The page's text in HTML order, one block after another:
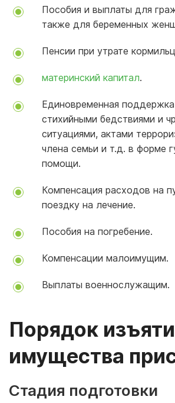
Пособия и выплаты для
также для беременных
Пенсии при утрате
материнский капитал.
Единовременная
стихийными бедствиями и
ситуациями, актами
члена семьи и т.д. в форме
помощи.
Компенсация расходов на
поездку на лечение.
Пособия на погребение.
Компенсации малоимущим.
Выплаты военнослужащим.
Порядок
имущества
Стадия подготовки